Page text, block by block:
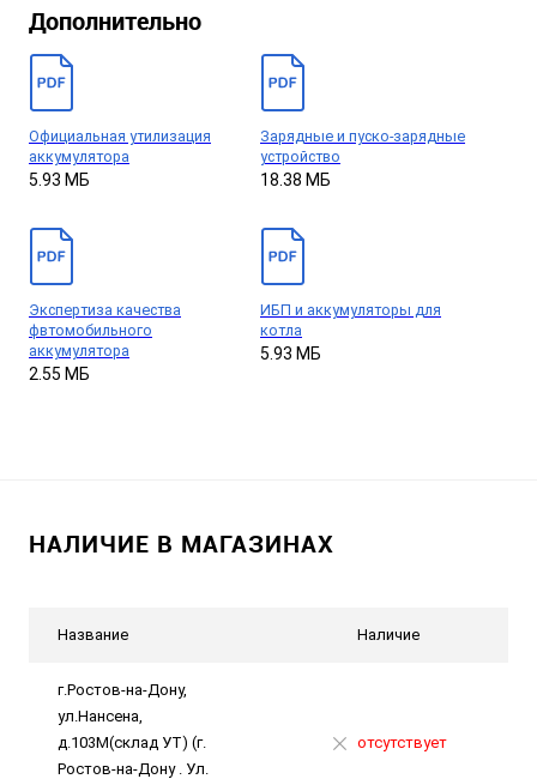
Дополнительно
Официальная утилизация
аккумулятора
5.93 МБ
Зарядные и пуско-зарядные
устройство
18.38 МБ
Экспертиза качества
фвтомобильного
аккумулятора
2.55 МБ
ИБП и аккумуляторы для
котла
5.93 МБ
НАЛИЧИЕ В МАГАЗИНАХ
Название Наличие
г.Ростов-на-Дону,
ул.Нансена,
д.103М(склад УТ) (г.
Ростов-на-Дону . Ул.
отсутствует